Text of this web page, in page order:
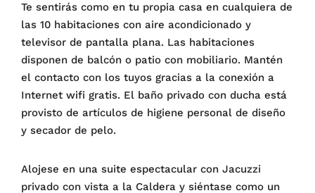
Te sentirás como en tu propia casa en cualquiera de
las 10 habitaciones con aire acondicionado y
televisor de pantalla plana. Las habitaciones
disponen de balcón o patio con mobiliario. Mantén
el contacto con los tuyos gracias a la conexión a
Internet wifi gratis. El baño privado con ducha está
provisto de artículos de higiene personal de diseño
y secador de pelo.
Alojese en una suite espectacular con Jacuzzi
privado con vista a la Caldera y siéntase como un